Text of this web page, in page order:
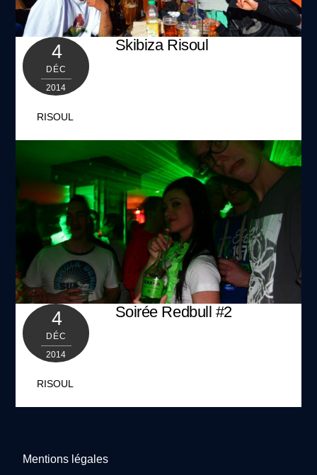
4
DÉC
2014
RISOUL
Skibiza Risoul
4
DÉC
2014
RISOUL
Soirée Redbull #2
Mentions légales